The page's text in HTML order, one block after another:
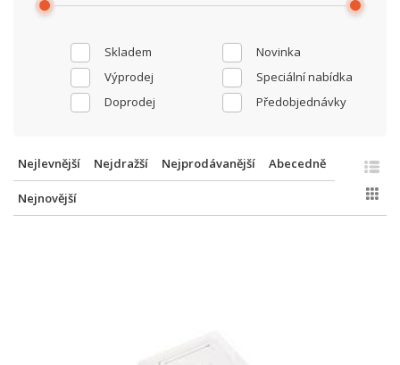
Skladem
Novinka
Výprodej
Speciální nabídka
Doprodej
Předobjednávky
Nejlevnější Nejdražší Nejprodávanější Abecedně
Nejnovější